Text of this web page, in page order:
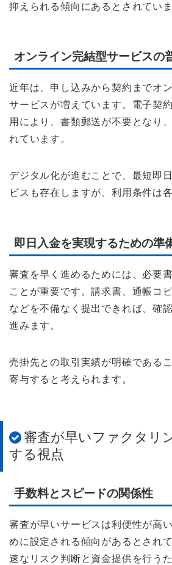
抑えられる傾向にあるとされていま
オンライン完結型サービスの
近年は、申し込みから契約までオ
サービスが増えています。電子契
用により、書類郵送が不要となり
れています。
デジタル化が進むことで、最短即
ビスも存在しますが、利用条件は
即日入金を実現するための準
審査を早く進めるためには、必要
ことが重要です。請求書、通帳コ
などを不備なく提出できれば、確
進みます。
売掛先との取引実績が明確である
寄与すると考えられます。
審査が早いファクタリ
する視点
手数料とスピードの関係性
審査が早いサービスは利便性が高
めに設定される傾向があるとされ
速なリスク判断と資金提供を行う